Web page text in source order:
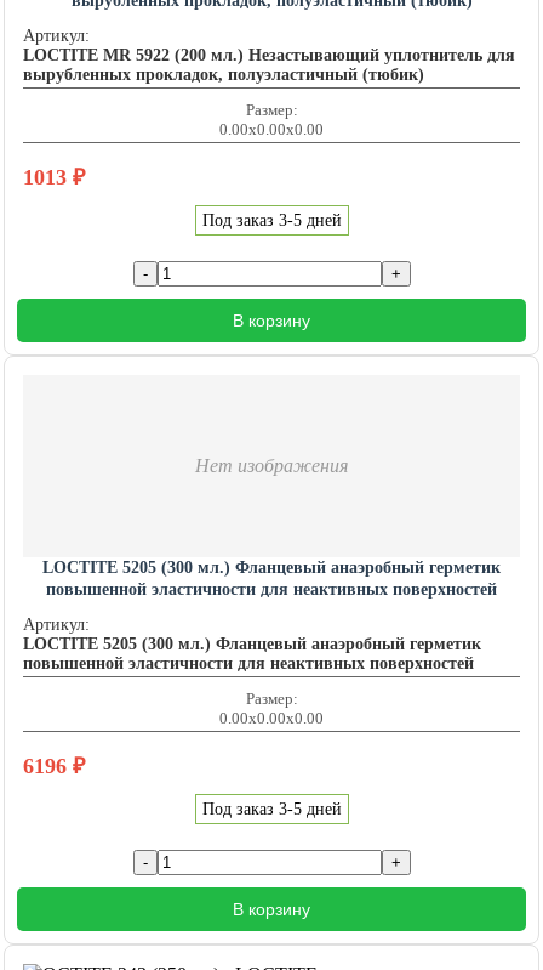
Артикул:
LOCTITE MR 5922 (200 мл.) Незастывающий уплотнитель для
вырубленных прокладок, полуэластичный (тюбик)
Размер:
0.00x0.00x0.00
1013 ₽
Под заказ 3-5 дней
В корзину
Нет изображения
LOCTITE 5205 (300 мл.) Фланцевый анаэробный герметик
повышенной эластичности для неактивных поверхностей
Артикул:
LOCTITE 5205 (300 мл.) Фланцевый анаэробный герметик
повышенной эластичности для неактивных поверхностей
Размер:
0.00x0.00x0.00
6196 ₽
Под заказ 3-5 дней
В корзину